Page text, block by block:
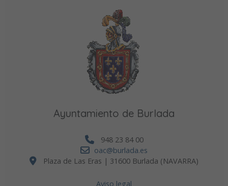
Ayuntamiento de Burlada
948 23 84 00
oac@burlada.es
Plaza de Las Eras | 31600 Burlada (NAVARRA)
Aviso legal